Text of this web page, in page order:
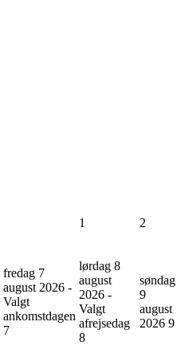
1 2
fredag 7
august 2026 -
Valgt
ankomstdagen
7
lørdag 8
august
2026 -
Valgt
afrejsedag
8
søndag
9
august
2026 9